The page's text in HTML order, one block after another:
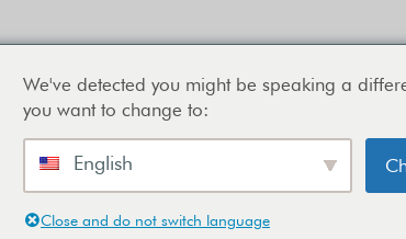
I nostri servizi
We've detected you might be speaking a
you want to change to:
English
Close and do not switch language